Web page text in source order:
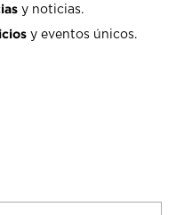
y noticias.
y eventos únicos.